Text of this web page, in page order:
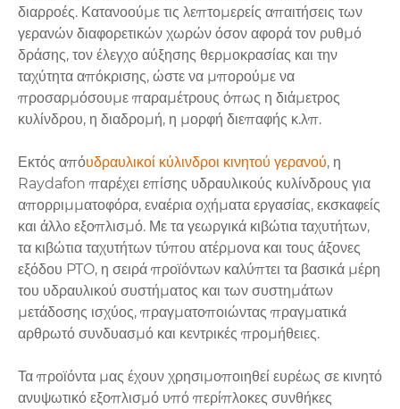
διαρροές. Κατανοούμε τις λεπτομερείς απαιτήσεις των
γερανών διαφορετικών χωρών όσον αφορά τον ρυθμό
δράσης, τον έλεγχο αύξησης θερμοκρασίας και την
ταχύτητα απόκρισης, ώστε να μπορούμε να
προσαρμόσουμε παραμέτρους όπως η διάμετρος
κυλίνδρου, η διαδρομή, η μορφή διεπαφής κ.λπ.
Εκτός απόυδραυλικοί κύλινδροι κινητού γερανού, η
Raydafon παρέχει επίσης υδραυλικούς κυλίνδρους για
απορριμματοφόρα, εναέρια οχήματα εργασίας, εκσκαφείς
και άλλο εξοπλισμό. Με τα γεωργικά κιβώτια ταχυτήτων,
τα κιβώτια ταχυτήτων τύπου ατέρμονα και τους άξονες
εξόδου PTO, η σειρά προϊόντων καλύπτει τα βασικά μέρη
του υδραυλικού συστήματος και των συστημάτων
μετάδοσης ισχύος, πραγματοποιώντας πραγματικά
αρθρωτό συνδυασμό και κεντρικές προμήθειες.
Τα προϊόντα μας έχουν χρησιμοποιηθεί ευρέως σε κινητό
ανυψωτικό εξοπλισμό υπό περίπλοκες συνθήκες